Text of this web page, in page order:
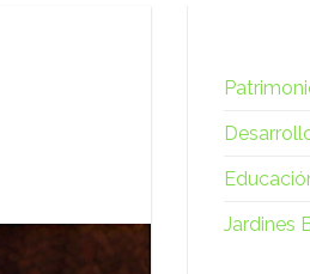
Jardines